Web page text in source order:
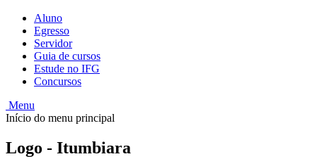
Aluno
Egresso
Servidor
Guia de cursos
Estude no IFG
Concursos
Menu
Início do menu principal
Logo - Itumbiara